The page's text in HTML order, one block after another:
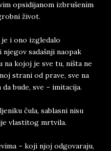
opsidijanom izbrušenim
život.
i ono izgledalo
sadašnji naopak
na kojoj je sve tu, ništa ne
strani od prave, sve na
bude, sve – imitacija.
čula, sablasni nisu
vlastitog mrtvila.
– koji njoj odgovaraju,